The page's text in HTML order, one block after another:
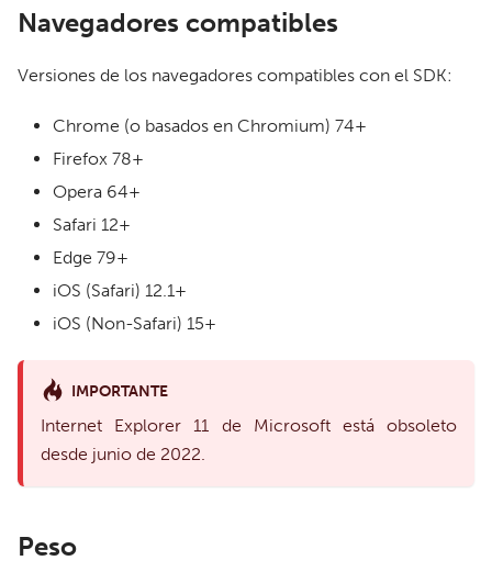
Navegadores compatibles
Versiones de los navegadores compatibles con el SDK:
Chrome (o basados en Chromium) 74+
Firefox 78+
Opera 64+
Safari 12+
Edge 79+
iOS (Safari) 12.1+
iOS (Non-Safari) 15+
IMPORTANTE
Internet Explorer 11 de Microsoft está obsoleto
desde junio de 2022.
Peso